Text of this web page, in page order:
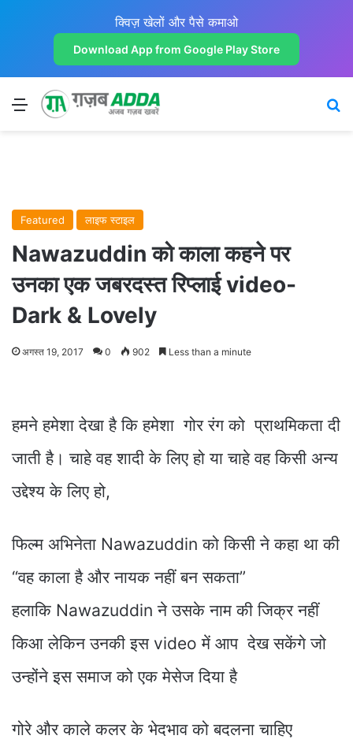
क्विज़ खेलों और पैसे कमाओ
Download App from Google Play Store
Menu
Featured लाइफ स्टाइल
Nawazuddin को काला कहने पर
उनका एक जबरदस्त रिप्लाई video-
Dark & Lovely
अगस्त 19, 2017 0 902 Less than a minute
हमने हमेशा देखा है कि हमेशा गोर रंग को प्राथमिकता दी
जाती है। चाहे वह शादी के लिए हो या चाहे वह किसी अन्य
उद्देश्य के लिए हो,
फिल्म अभिनेता Nawazuddin को किसी ने कहा था की
“वह काला है और नायक नहीं बन सकता”
हलाकि Nawazuddin ने उसके नाम की जिक्र नहीं
किआ लेकिन उनकी इस video में आप देख सकेंगे जो
उन्होंने इस समाज को एक मेसेज दिया है
गोरे और काले कलर के भेदभाव को बदलना चाहिए